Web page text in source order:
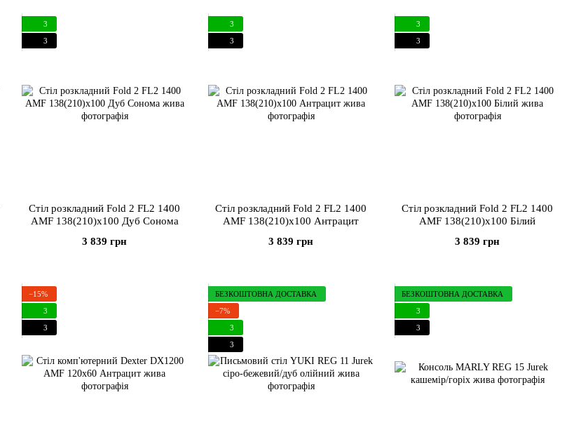
3
3
Стіл розкладний Fold 2 FL2 1400
AMF 138(210)x100 Дуб Сонома
3 839 грн
3
3
Стіл розкладний Fold 2 FL2 1400
AMF 138(210)x100 Антрацит
3 839 грн
3
3
Стіл розкладний Fold 2 FL2 1400
AMF 138(210)x100 Білий
3 839 грн
−15%
3
3
БЕЗКОШТОВНА ДОСТАВКА
−7%
3
3
БЕЗКОШТОВНА ДОСТАВКА
3
3